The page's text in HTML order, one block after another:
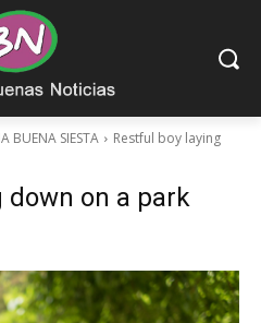
BUENA SIESTA
Restful boy laying
down on a park